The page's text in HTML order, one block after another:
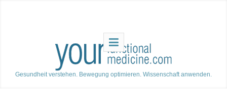
Gesundheit verstehen. Bewegung optimieren. Wissenschaft anwenden.